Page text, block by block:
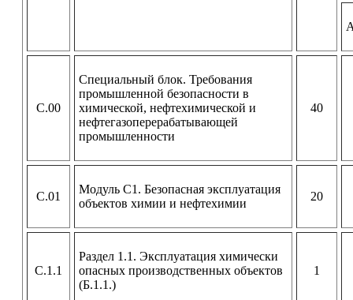
С.00
Специальный блок. Требования
промышленной безопасности в
химической, нефтехимической и
нефтегазоперерабатывающей
промышленности
40
С.01
Модуль С1. Безопасная эксплуатация
объектов химии и нефтехимии
20
С.1.1
Раздел 1.1. Эксплуатация химически
опасных производственных объектов
(Б.1.1.)
1